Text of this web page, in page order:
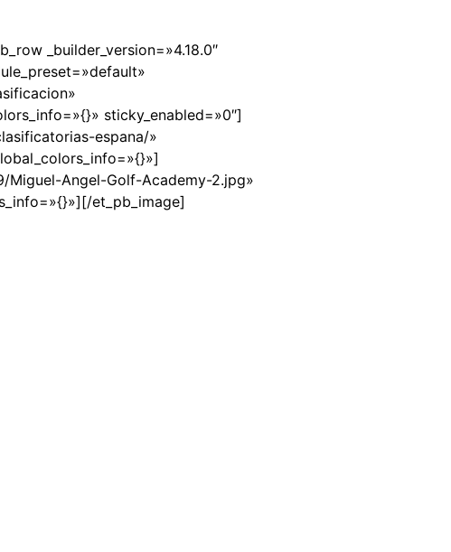
_builder_version=»4.18.0″
sticky_enabled=»0″]
espana/»
Angel-Golf-Academy-2.jpg»
et_pb_image]